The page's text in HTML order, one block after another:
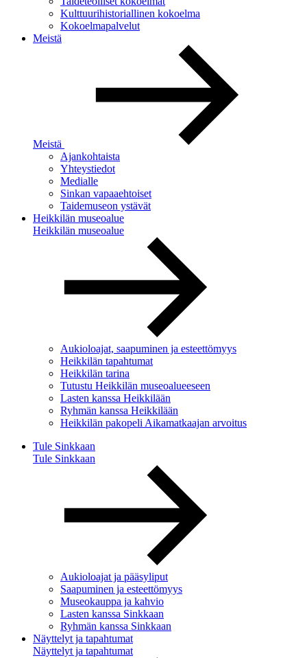
Kulttuurihistoriallinen kokoelma
Kokoelmapalvelut
Meistä
Meistä
Ajankohtaista
Yhteystiedot
Medialle
Sinkan vapaaehtoiset
Taidemuseon ystävät
Heikkilän museoalue
Heikkilän museoalue
Aukioloajat, saapuminen ja esteettömyys
Heikkilän tapahtumat
Heikkilän tarina
Tutustu Heikkilän museoalueeseen
Lasten kanssa Heikkilään
Ryhmän kanssa Heikkilään
Heikkilän pakopeli Aikamatkaajan arvoitus
Tule Sinkkaan
Tule Sinkkaan
Aukioloajat ja pääsyliput
Saapuminen ja esteettömyys
Museokauppa ja kahvio
Lasten kanssa Sinkkaan
Ryhmän kanssa Sinkkaan
Näyttelyt ja tapahtumat
Näyttelyt ja tapahtumat